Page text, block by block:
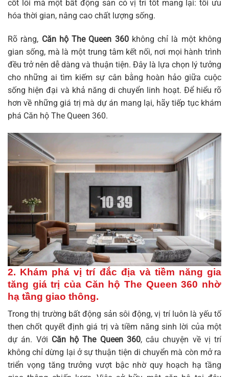
cốt lõi mà một bất động sản có vị trí tốt mang lại: tối ưu
hóa thời gian, nâng cao chất lượng sống.
Rõ ràng, Căn hộ The Queen 360không chỉ là một không
gian sống, mà là một trung tâm kết nối, nơi mọi hành trình
đều trở nên dễ dàng và thuận tiện. Đây là lựa chọn lý tưởng
cho những ai tìm kiếm sự cân bằng hoàn hảo giữa cuộc
sống hiện đại và khả năng di chuyển linh hoạt. Để hiểu rõ
hơn về những giá trị mà dự án mang lại, hãy tiếp tục khám
phá Căn hộ The Queen 360.
2. Khám phá vị trí đắc địa và tiềm năng gia
tăng giá trị của Căn hộ The Queen 360 nhờ
hạ tầng giao thông.
Trong thị trường bất động sản sôi động, vị trí luôn là yếu tố
then chốt quyết định giá trị và tiềm năng sinh lời của một
dự án. Với Căn hộ The Queen 360, câu chuyện về vị trí
không chỉ dừng lại ở sự thuận tiện di chuyển mà còn mở ra
triển vọng tăng trưởng vượt bậc nhờ quy hoạch hạ tầng